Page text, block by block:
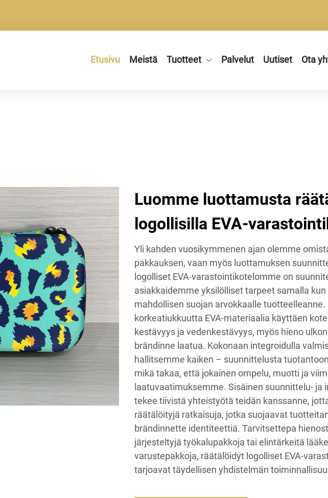
Etusivu Meistä Tuotteet Palvelut Uutiset Ota
Luomme luottamusta
logollisilla EVA-
Yli kahden vuosikymmenen ajan olemme
pakkauksen, vaan myös luottamuksen
logolliset EVA-varastointikotelomme on
asiakkaidemme yksilölliset tarpeet samalla
mahdollisen suojan arvokkaalle
korkeatiukkuutta EVA-materiaalia käyttäen
kestävyys ja vedenkestävyys, myös hieno
brändinne laatua. Kokonaan integroidulla
hallitsemme kaiken – suunnittelusta
mikä takaa, että jokainen ompelu, muotti ja
laatuvaatimuksemme. Sisäinen suunnittelu- ja
tekee tiivistä yhteistyötä teidän kanssanne,
räätälöityjä ratkaisuja, jotka suojaavat
brändinnette identiteettiä. Tarvitsettepa
järjesteltyjä työkalupakkoja tai elintärkeitä
varustepakkoja, räätälöidyt logolliset EVA-
tarjoavat täydellisen yhdistelmän